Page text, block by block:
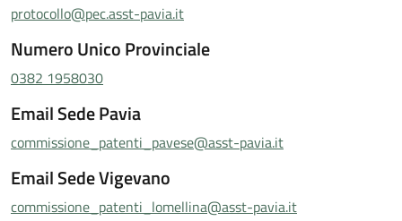
protocollo@pec.asst-pavia.it
Numero Unico Provinciale
0382 1958030
Email Sede Pavia
commissione_patenti_pavese@asst-pavia.it
Email Sede Vigevano
commissione_patenti_lomellina@asst-pavia.it